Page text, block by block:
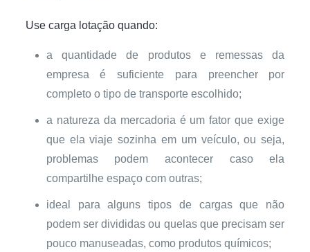
Use carga lotação quando:
a quantidade de produtos e remessas da
empresa é suficiente para preencher por
completo o tipo de transporte escolhido;
a natureza da mercadoria é um fator que exige
que ela viaje sozinha em um veículo, ou seja,
problemas podem acontecer caso ela
compartilhe espaço com outras;
ideal para alguns tipos de cargas que não
podem ser divididas ou quelas que precisam ser
pouco manuseadas, como produtos químicos;